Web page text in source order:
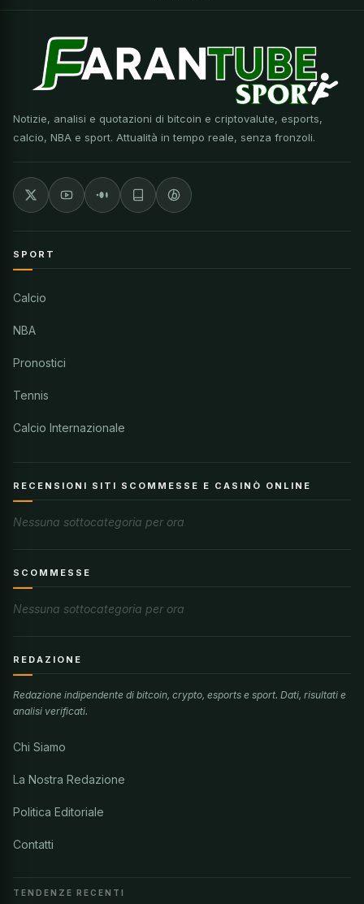
Notizie, analisi e quotazioni di bitcoin e criptovalute, esports,
calcio, NBA e sport. Attualità in tempo reale, senza fronzoli.
SPORT
Calcio
NBA
Pronostici
Tennis
Calcio Internazionale
RECENSIONI SITI SCOMMESSE E CASINÒ ONLINE
Nessuna sottocategoria per ora
SCOMMESSE
Nessuna sottocategoria per ora
REDAZIONE
Redazione indipendente di bitcoin, crypto, esports e sport. Dati, risultati e
analisi verificati.
Chi Siamo
La Nostra Redazione
Politica Editoriale
Contatti
TENDENZE RECENTI